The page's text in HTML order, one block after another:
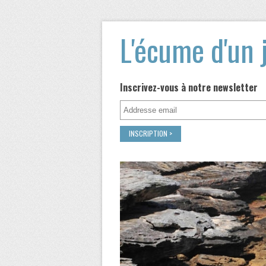
L'écume
Inscrivez-vous à notre newsletter